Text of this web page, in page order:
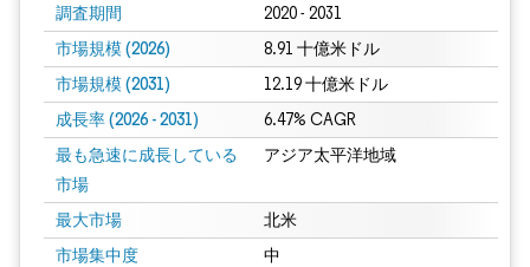
調査期間 2020 - 2031
市場規模 (2026) 8.91 十億米ドル
市場規模 (2031) 12.19 十億米ドル
成長率 (2026 - 2031) 6.47% CAGR
最も急速に成長している
市場
アジア太平洋地域
最大市場 北米
市場集中度 中